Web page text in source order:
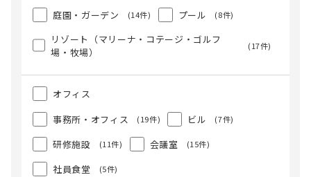
庭園・ガーデン (14件) プール (8件)
リゾート（マリーナ・コテージ・ゴルフ
場・牧場）
(17件)
オフィス
事務所・オフィス
(19件) ビル (7件)
研修施設 (11件) 会議室 (15件)
社員食堂 (5件)